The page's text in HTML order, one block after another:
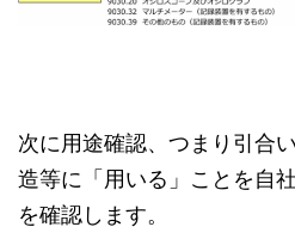
次に用途確認、つまり引合
造等に「用いる」ことを自
を確認します。